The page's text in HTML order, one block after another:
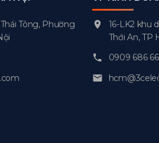
Tông, Phường
16-LK2 khu
Thới An, TP
0909 686